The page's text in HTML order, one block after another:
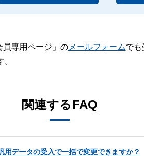
員専用ページ」のメールフォームでも
関連するFAQ
データの受入で一括で変更できますか？